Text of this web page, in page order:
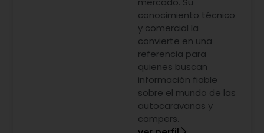
conocimiento técnico
y comercial la
convierte en una
referencia para
quienes buscan
información fiable
sobre el mundo de las
autocaravanas y
campers.